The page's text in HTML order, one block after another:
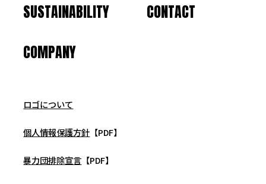
SUSTAINABILITY
COMPANY
CONTACT
ロゴについて
個人情報保護方針 【PDF】
暴力団排除宣言 【PDF】